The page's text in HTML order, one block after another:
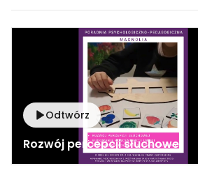
Odtwórz
Rozwój percepcji słuchowej